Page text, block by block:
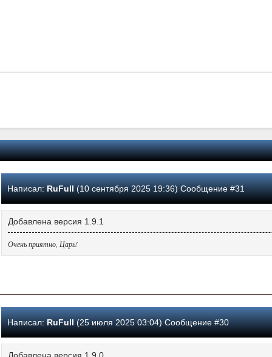
Написал: RuFull(10 сентября 2025 19:36) Сообщение #31
Добавлена версия 1.9.1
Очень приятно, Царь!
Написал: RuFull(25 июля 2025 03:04) Сообщение #30